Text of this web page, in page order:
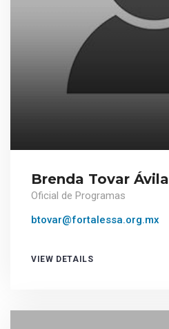
Brenda Tovar Ávila
Oficial de Programas
btovar@fortalessa.org.mx
VIEW DETAILS